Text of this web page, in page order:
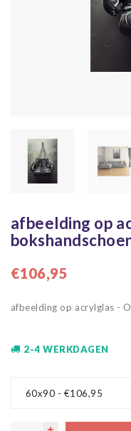
afbeelding op
€106,95
afbeelding op acrylglas -
2-4 WERKDAGEN
60x90 - €106,95